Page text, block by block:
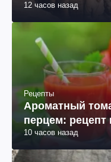
12 часов назад
Рецепты
Ароматный
перцем: рецепт
10 часов назад